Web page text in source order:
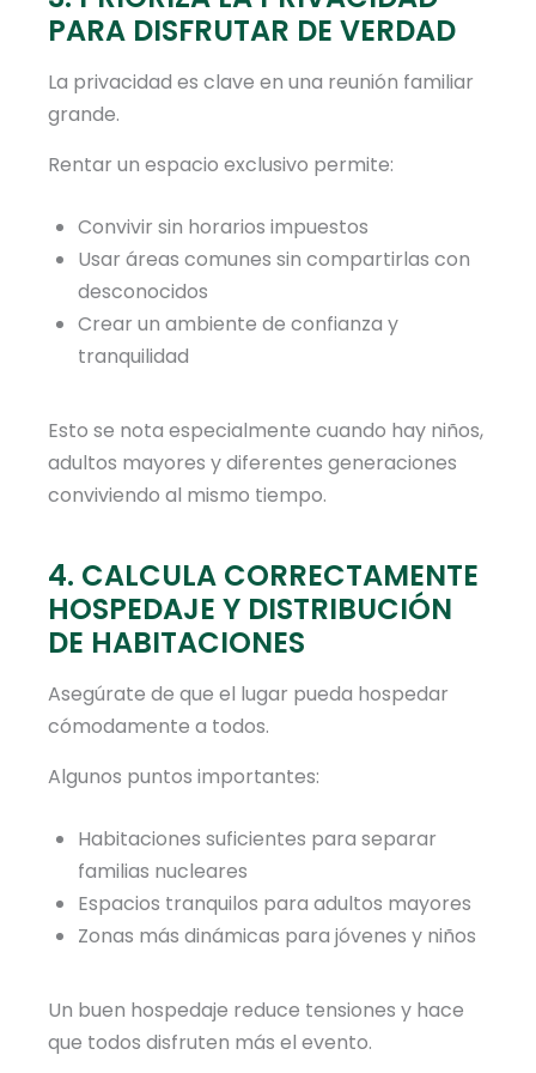
PARA DISFRUTAR DE VERDAD
La privacidad es clave en una reunión familiar
grande.
Rentar un espacio exclusivo permite:
Convivir sin horarios impuestos
Usar áreas comunes sin compartirlas con
desconocidos
Crear un ambiente de confianza y
tranquilidad
Esto se nota especialmente cuando hay niños,
adultos mayores y diferentes generaciones
conviviendo al mismo tiempo.
4. CALCULA CORRECTAMENTE
HOSPEDAJE Y DISTRIBUCIÓN
DE HABITACIONES
Asegúrate de que el lugar pueda hospedar
cómodamente a todos.
Algunos puntos importantes:
Habitaciones suficientes para separar
familias nucleares
Espacios tranquilos para adultos mayores
Zonas más dinámicas para jóvenes y niños
Un buen hospedaje reduce tensiones y hace
que todos disfruten más el evento.